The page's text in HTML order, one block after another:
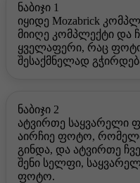
ნაბიჯი 1
იყიდე Mozabrick
მიიღე კომპლექტი და
ყველაფერი, რაც
შესაქმნელად
ნაბიჯი 2
ატვირთე საყვარელი
აირჩიე ფოტო,
გინდა, და ატვირთე
შენი სელფი,
ფოტო.